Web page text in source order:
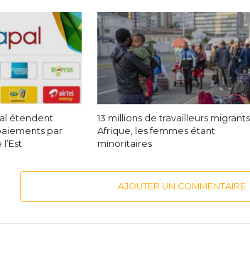
étendent
par
13 millions de travailleurs
Afrique, les femmes étant
minoritaires
AJOUTER UN COMMENTAIRE